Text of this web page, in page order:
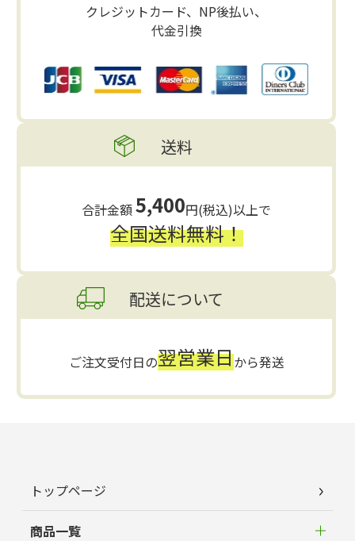
クレジットカード、NP後払い、
代金引換
送料
合計金額5,400円(税込)以上で
全国送料無料！
配送について
ご注文受付日の翌営業日から発送
トップページ
商品一覧